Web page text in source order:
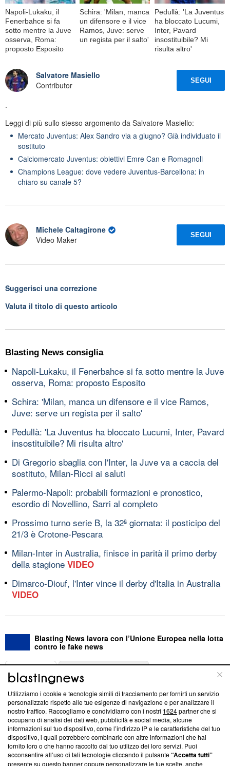
Napoli-Lukaku, il
Fenerbahce si fa
sotto mentre la Juve
osserva, Roma:
proposto Esposito
Schira: 'Milan, manca
un difensore e il vice
Ramos, Juve: serve
un regista per il salto'
Pedullà: 'La Juventus
ha bloccato Lucumi,
Inter, Pavard
insostituibile? Mi
risulta altro'
Salvatore Masiello
Contributor
SEGUI
.
Leggi di più sullo stesso argomento da Salvatore Masiello:
Mercato Juventus: Alex Sandro via a giugno? Già individuato il
sostituto
Calciomercato Juventus: obiettivi Emre Can e Romagnoli
Champions League: dove vedere Juventus-Barcellona: in
chiaro su canale 5?
Michele Caltagirone
Video Maker
SEGUI
Suggerisci una correzione
Valuta il titolo di questo articolo
Blasting News consiglia
Napoli-Lukaku, il Fenerbahce si fa sotto mentre la Juve
osserva, Roma: proposto Esposito
Schira: 'Milan, manca un difensore e il vice Ramos,
Juve: serve un regista per il salto'
Pedullà: 'La Juventus ha bloccato Lucumi, Inter, Pavard
insostituibile? Mi risulta altro'
Di Gregorio sbaglia con l'Inter, la Juve va a caccia del
sostituto, Milan-Ricci ai saluti
Palermo-Napoli: probabili formazioni e pronostico,
esordio di Novellino, Sarri al completo
Prossimo turno serie B, la 32ª giornata: il posticipo del
21/3 è Crotone-Pescara
Milan-Inter in Australia, finisce in parità il primo derby
della stagione VIDEO
Dimarco-Diouf, l'Inter vince il derby d'Italia in Australia
VIDEO
Blasting News lavora con l’Unione Europea nella lotta
contro le fake news
ABOUT
Questa sezione offre informazioni trasparenti su Blasting
News, sui nostri processi editoriali e su come ci impegniamo a
creare news di qualità. Inoltre, afferma la nostra aderenza a
‘Trust Project - News with Integrity’Blasting News non è
ancora membro del programma, ma ha richiesto di farne
parte; Trust Project non ha ancora effettuato una verifica di
conformità agli standard.
Utilizziamo i cookie e tecnologie simili di tracciamento per fornirti un servizio
personalizzato rispetto alle tue esigenze di navigazione e per analizzare il
nostro traffico. Raccogliamo e condividiamo con i nostri 1624partner che si
occupano di analisi dei dati web, pubblicità e social media, alcune
informazioni sul tuo dispositivo, come l’indirizzo IP e le caratteristiche del tuo
dispositivo, i quali potrebbero combinarle con altre informazioni che hai
fornito loro o che hanno raccolto dal tuo utilizzo dei loro servizi. Puoi
acconsentire all’uso di tali tecnologie cliccando il pulsante“Accetta tutti”
presente su questo banner oppure personalizzare le tue scelte, anche